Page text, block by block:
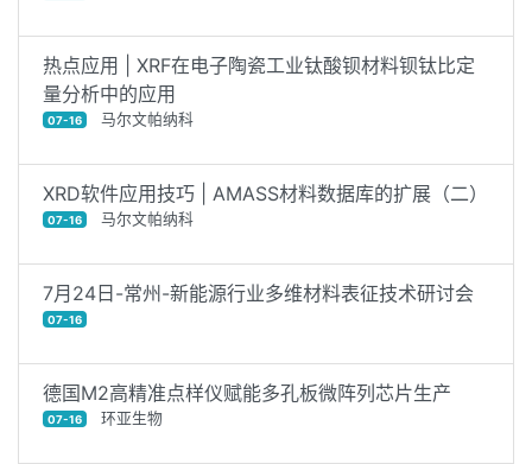
热点应用 | XRF在电子陶瓷工业钛酸钡材料钡钛比定
量分析中的应用
07-16 马尔文帕纳科
XRD软件应用技巧 | AMASS材料数据库的扩展（二）
07-16 马尔文帕纳科
7月24日-常州-新能源行业多维材料表征技术研讨会
07-16
德国M2高精准点样仪赋能多孔板微阵列芯片生产
07-16 环亚生物